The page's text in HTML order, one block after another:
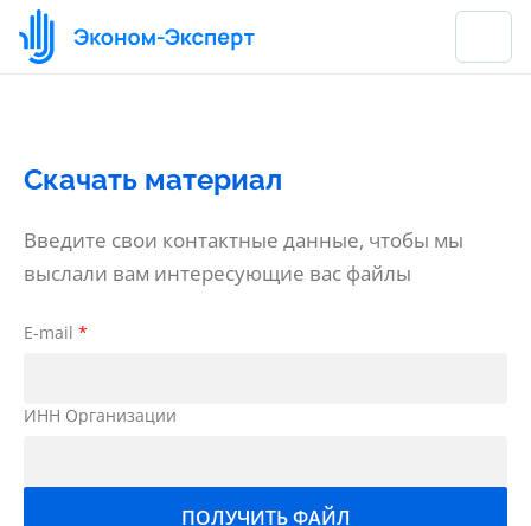
Скачать материал
Введите свои контактные данные, чтобы мы
выслали вам интересующие вас файлы
E-mail *
ИНН Организации